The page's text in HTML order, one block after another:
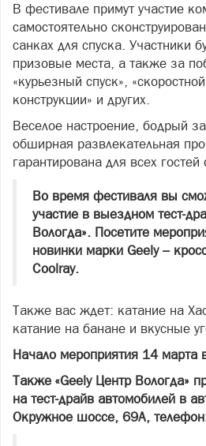
В фестивале примут участие
самостоятельно
санках для спуска. Участники
призовые места, а также за
«курьезный спуск»,
конструкции» и других.
Веселое настроение, бодрый
обширная развлекательная
гарантирована для всех
Во время фестиваля вы
участие в выездном тест-
Вологда». Посетите
новинки марки Geely –
Coolray.
Также вас ждет: катание на
катание на банане и вкусные
Начало мероприятия 14 марта
Также «Geely Центр Вологда»
на тест-драйв автомобилей в
Окружное шоссе, 69А,